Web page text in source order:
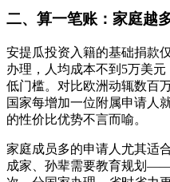
二、算一笔账：家庭越
安提瓜投资入籍的基础捐款
办理，人均成本不到5万美
低门槛。对比欧洲动辄数百
国家每增加一位附属申请人
的性价比优势不言而喻。
家庭成员多的申请人尤其适
成家、孙辈需要教育规划